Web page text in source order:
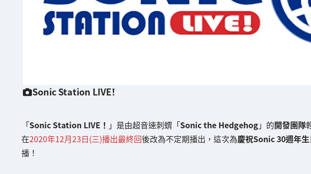
Sonic Station LIVE！
「Sonic Station LIVE！ 」是由超音速刺蝟「Sonic the Hedgehog」的開發團隊
在2020年12月23日(三)播出最終回後改為不定期播出，這次為慶祝Sonic 30週年生
播！